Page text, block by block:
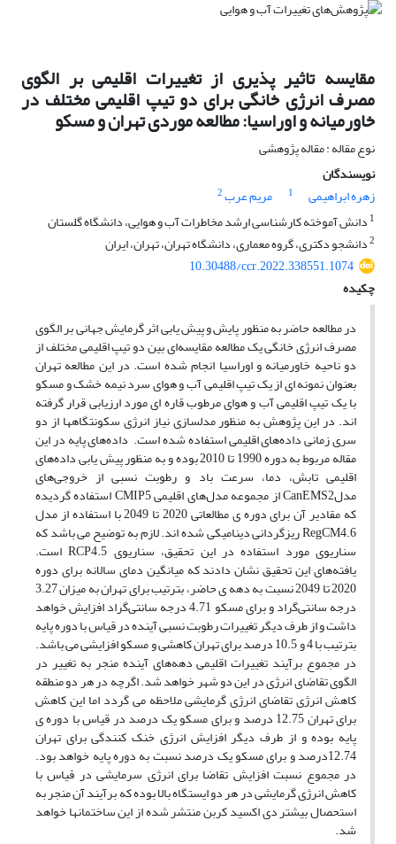
مقایسه تاثیر پذیری از تغییرات اقلیمی بر الگوی
مصرف انرژی خانگی برای دو تیپ اقلیمی مختلف در
خاورمیانه و اوراسیا: مطالعه موردی تهران و مسکو
نوع مقاله : مقاله پژوهشی
نویسندگان
زهره ابراهیمی
1 مریم عرب2
1 دانش آموخته کارشناسی ارشد مخاطرات آب و هوایی، دانشگاه گلستان
2دانشجو دکتری، گروه معماری، دانشگاه تهران، تهران، ایران
10.30488/ccr.2022.338551.1074
چکیده
در مطالعه حاضر به منظور پایش و پیش یابی اثر گرمایش جهانی بر الگوی
مصرف انرژی خانگی یک مطالعه مقایسه‌ای بین دو تیپ اقلیمی مختلف از
دو ناحیه خاورمیانه و اوراسیا انجام شده است. در این مطالعه تهران
بعنوان نمونه ای از یک تیپ اقلیمی آب و هوای سرد نیمه خشک و مسکو
با یک تیپ اقلیمی آب و هوای مرطوب قاره ای مورد ارزیابی قرار گرفته
اند. در این پژوهش به منظور مدلسازی نیاز انرژی سکونتگاهها از دو
سری زمانی داده‌های اقلیمی استفاده شده است. داده‌های پایه در این
مقاله مربوط به دوره 1990 تا 2010 بوده و به منظور پیش یابی داده‌های
اقلیمی تابش، دما، سرعت باد و رطوبت نسبی از خروجی‌های
مدلCanEMS2 از مجموعه مدل‌های اقلیمی CMIP5 استفاده گردیده
که مقادیر آن برای دوره ی مطالعاتی 2020 تا 2049 با استفاده از مدل
RegCM4.6 ریزگردانی دینامیکی شده اند. لازم به توضیح می باشد که
سناریوی مورد استفاده در این تحقیق، سناریوی RCP4.5 است.
یافته‌های این تحقیق نشان دادند که میانگین دمای سالانه برای دوره
2020 تا 2049 نسبت به دهه ی حاضر، بترتیب برای تهران به میزان 3.27
درجه سانتی‌گراد و برای مسکو 4.71 درجه سانتی‌گراد افزایش خواهد
داشت و از طرف دیگر تغییرات رطوبت نسبی آینده در قیاس با دوره پایه
بترتیب با 4 و 10.5 درصد برای تهران کاهشی و مسکو افزایشی می باشد.
در مجموع برآیند تغییرات اقلیمی دهه‌های آینده منجر به تغییر در
الگوی تقاضای انرژی در این دو شهر خواهد شد. اگرچه در هر دو منطقه
کاهش انرژی تقاضای انرژی گرمایشی ملاحظه می گردد اما این کاهش
برای تهران 12.75 درصد و برای مسکو یک درصد در قیاس با دوره ی
پایه بوده و از طرف دیگر افزایش انرژی خنک کنندگی برای تهران
12.74درصد و برای مسکو یک درصد نسبت به دوره پایه خواهد بود.
در مجموع نسبت افزایش تقاضا برای انرژی سرمایشی در قیاس با
کاهش انرژی گرمایشی در هر دو ایستگاه بالا بوده که برآیند آن منجر به
استحصال بیشتر دی اکسید کربن منتشر شده از این ساختمانها خواهد
شد.